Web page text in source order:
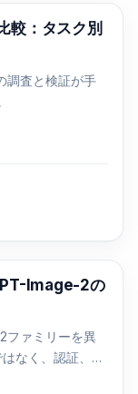
較：タスク別
調査と検証が手
Image-2の
ファミリーを異
なく、認証、リ
で選びます。